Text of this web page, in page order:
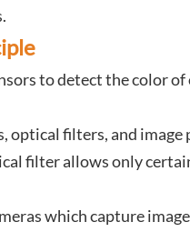
to detect the color
optical filters, and
filter allows only
which capture